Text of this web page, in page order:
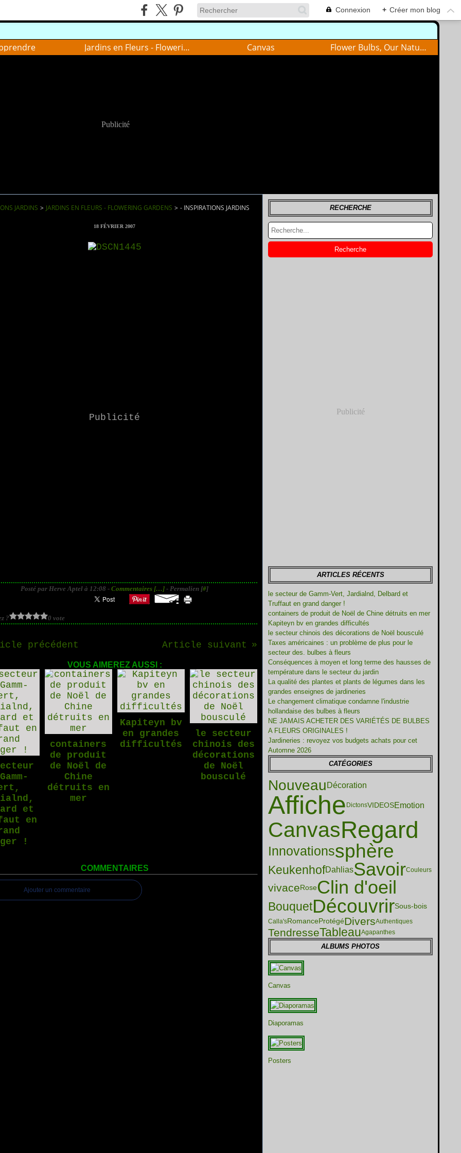
Connexion + Créer mon blog
Jardins en Fleurs - Flowering gardens Canvas Flower Bulbs, Our Nature
Publicité
JARDINS > JARDINS EN FLEURS - FLOWERING GARDENS > - INSPIRATIONS JARDINS
18 FÉVRIER 2007
Publicité
Posté par Herve Aptel à 12:08 -Commentaires […] - Permalien [#]
? 0 vote
précédent Article suivant
VOUS AIMEREZ AUSSI :
et
en
!
containers
de produit
de Noël de
Chine
détruits en
mer
Kapiteyn bv
en grandes
difficultés
le secteur
chinois des
décorations
de Noël
bousculé
COMMENTAIRES
Ajouter un commentaire
RECHERCHE
Publicité
ARTICLES RÉCENTS
le secteur de Gamm-Vert, Jardialnd, Delbard et
Truffaut en grand danger !
containers de produit de Noël de Chine détruits en mer
Kapiteyn bv en grandes difficultés
le secteur chinois des décorations de Noël bousculé
Taxes américaines : un problème de plus pour le
secteur des. bulbes à fleurs
Conséquences à moyen et long terme des hausses de
température dans le secteur du jardin
La qualité des plantes et plants de légumes dans les
grandes enseignes de jardineries
Le changement climatique condamne l'industrie
hollandaise des bulbes à fleurs
NE JAMAIS ACHETER DES VARIÉTÉS DE BULBES
A FLEURS ORIGINALES !
Jardineries : revoyez vos budgets achats pour cet
Automne 2026
CATÉGORIES
Nouveau Décoration
Affiche DictonsVIDEOSEmotion
CanvasRegard
Innovationssphère
KeukenhofDahliasSavoirCouleurs
vivace RoseClin d'oeil
BouquetDécouvrirSous-bois
Calla'sRomanceProtégéDiversAuthentiques
TendresseTableauAgapanthes
ALBUMS PHOTOS
Canvas
Diaporamas
Posters